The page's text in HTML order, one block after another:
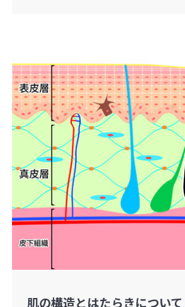
肌の構造とはたらきについて